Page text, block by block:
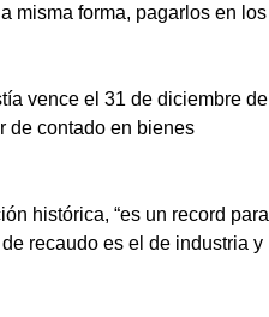
misma forma, pagarlos en los
vence el 31 de diciembre de
de contado en bienes
histórica, “es un record para
recaudo es el de industria y